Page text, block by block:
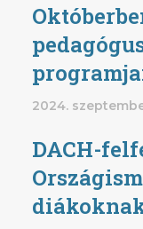
2024.
DACH-